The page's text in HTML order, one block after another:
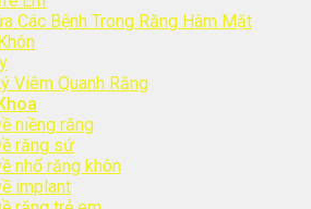
Các Bệnh Trong Răng Hàm Mặt
Viêm Quanh Răng
niềng răng
răng sứ
nhổ răng khôn
implant